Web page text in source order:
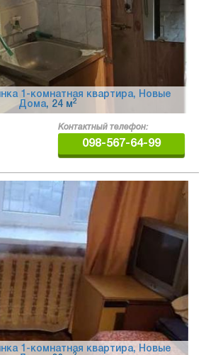
1-комнатная квартира, Новые
Дома, 24 м2
Контактный телефон:
098-567-64-99
1-комнатная квартира, Новые